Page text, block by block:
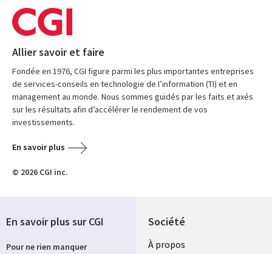
Allier savoir et faire
Fondée en 1976, CGI figure parmi les plus importantes entreprises
de services-conseils en technologie de l’information (TI) et en
management au monde. Nous sommes guidés par les faits et axés
sur les résultats afin d’accélérer le rendement de vos
investissements.
En savoir plus
© 2026 CGI inc.
Société
À propos
En savoir plus sur CGI
Pour ne rien manquer